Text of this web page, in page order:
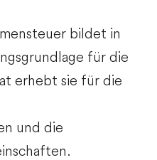
bildet in
für die
erhebt sie für die
und die